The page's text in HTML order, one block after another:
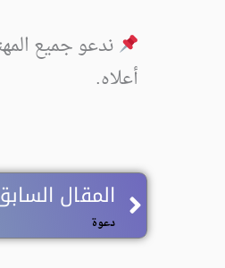
ندعو جميع
أعلاه.
Prev
المقال
دعوة